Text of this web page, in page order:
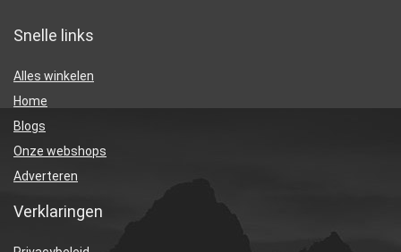
Snelle links
Alles winkelen
Home
Blogs
Onze webshops
Adverteren
Verklaringen